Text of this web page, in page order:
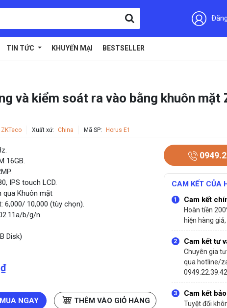
TIN TỨC KHUYẾN MẠI BESTSELLER
và kiểm soát ra vào bằng khuôn mặt
ZKTeco Xuất xứ: China Mã SP: Horus E1
16GB.
IPS touch LCD.
qua Khuôn mặt
6,000/ 10,000 (tùy chọn).
b/g/n.
Disk)
₫
MUA NGAY THÊM VÀO GIỎ HÀNG
CAM KẾT CỦA
Cam kết
Hoàn tiền
hiện hàng
Cam kết tư
Chuyên gia
qua hotline/
0949.22.39.42
Cam kết
Tuyệt đối